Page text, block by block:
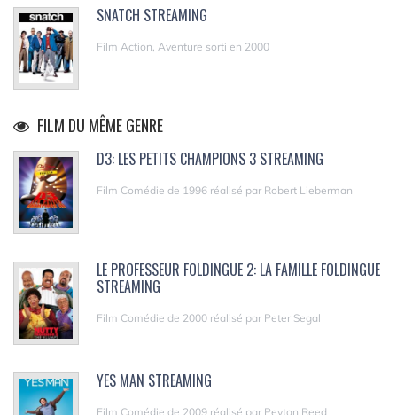
SNATCH STREAMING
Film Action, Aventure sorti en 2000
FILM DU MÊME GENRE
D3: LES PETITS CHAMPIONS 3 STREAMING
Film Comédie de 1996 réalisé par Robert Lieberman
LE PROFESSEUR FOLDINGUE 2: LA FAMILLE FOLDINGUE
STREAMING
Film Comédie de 2000 réalisé par Peter Segal
YES MAN STREAMING
Film Comédie de 2009 réalisé par Peyton Reed